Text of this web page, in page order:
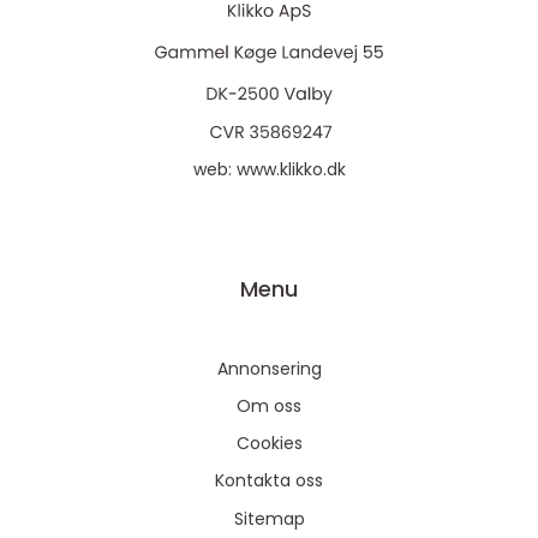
web: www.klikko.dk
Menu
Annonsering
Om oss
Cookies
Kontakta oss
Sitemap